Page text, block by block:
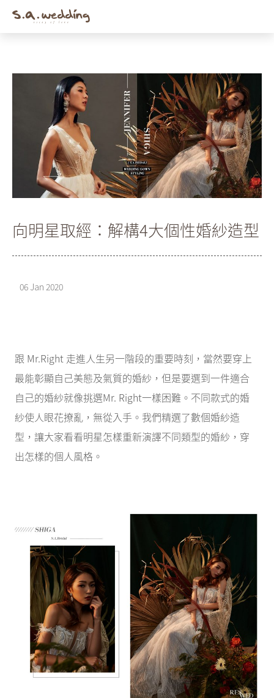
Skip
向明星取經：解構4大個性婚紗造型
06 Jan 2020
跟 Mr.Right 走進人生另一階段的重要時刻，當然要穿上
最能彰顯自己美態及氣質的婚紗，但是要選到一件適合
自己的婚紗就像挑選Mr. Right一樣困難。不同款式的婚
紗使人眼花撩亂，無從入手。我們精選了數個婚紗造
型，讓大家看看明星怎樣重新演譯不同類型的婚紗，穿
出怎樣的個人風格。